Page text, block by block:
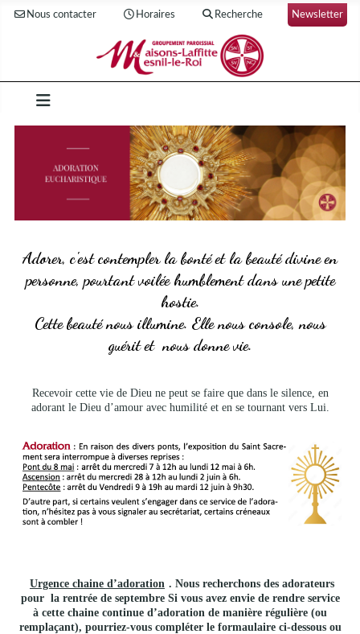
Nous contacter Horaires Recherche Newsletter
Adorer, c'est contempler la bonté et la beauté divine en
personne, pourtant voilée humblement dans une petite
hostie.
Cette beauté nous illumine. Elle nous console, nous
guérit et nous donne vie.
Recevoir cette vie de Dieu ne peut se faire que dans le silence, en
adorant le Dieu d’amour avec humilité et en se tournant vers Lui.
Urgence chaine d’adoration . Nous recherchons des adorateurs
pour la rentrée de septembre Si vous avez envie de rendre service
à cette chaine continue d’adoration de manière régulière (ou
remplaçant), pourriez-vous compléter le formaulaire ci-dessous ou